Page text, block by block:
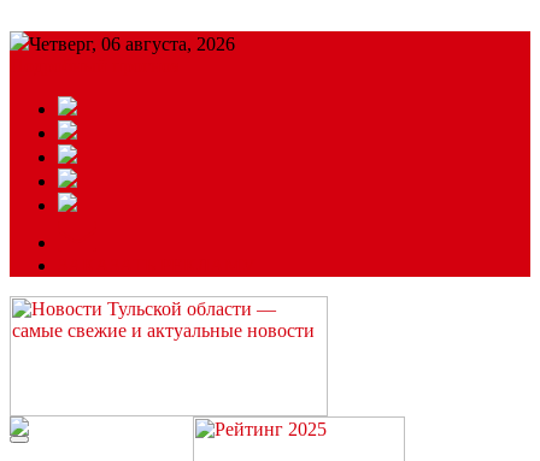
Четверг, 06 августа, 2026
Читайте последние новости дня в Тульской области на сайте
“ЗаНовомосковск”